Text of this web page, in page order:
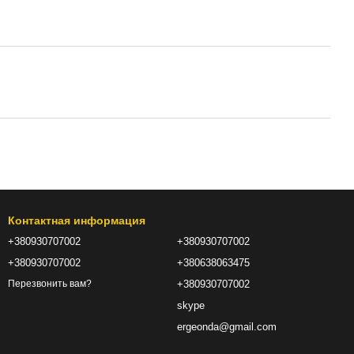
Контактная информация
+380930707002
+380930707002
Перезвонить вам?
+380930707002
+380638063475
+380930707002
skype
ergeonda@gmail.com